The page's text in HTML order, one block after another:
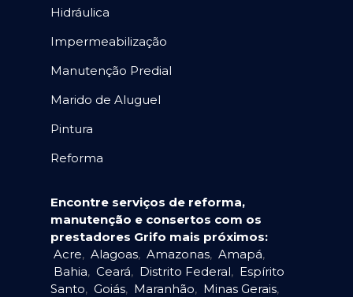
Hidráulica
Impermeabilização
Manutenção Predial
Marido de Aluguel
Pintura
Reforma
Encontre serviços de reforma,
manutenção e consertos com os
prestadores Grifo mais próximos:
Acre, Alagoas, Amazonas, Amapá,
Bahia, Ceará, Distrito Federal, Espírito
Santo, Goiás, Maranhão, Minas Gerais,